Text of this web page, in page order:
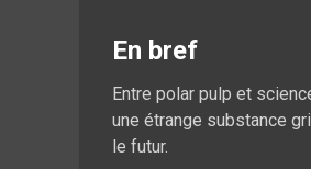
En bref
Entre polar pulp et
une étrange substance
le futur.